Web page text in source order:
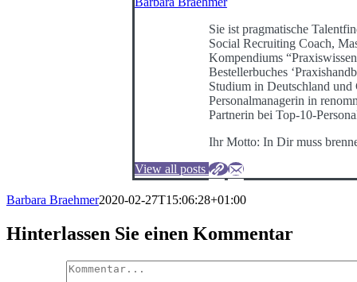
Sie ist pragmatische
Social Recruiting Coach,
Kompendiums
Bestellerbuches
Studium in Deutschland
Personalmanagerin in
Partnerin bei Top-10-
Ihr Motto: In Dir muss
View all posts
Barbara Braehmer2020-02-27T15:06:28+01:00
Hinterlassen Sie einen Kommentar